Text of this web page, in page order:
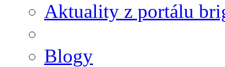
Aktuality z portálu
Blogy